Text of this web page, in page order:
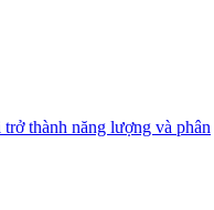
thành năng lượng và phân